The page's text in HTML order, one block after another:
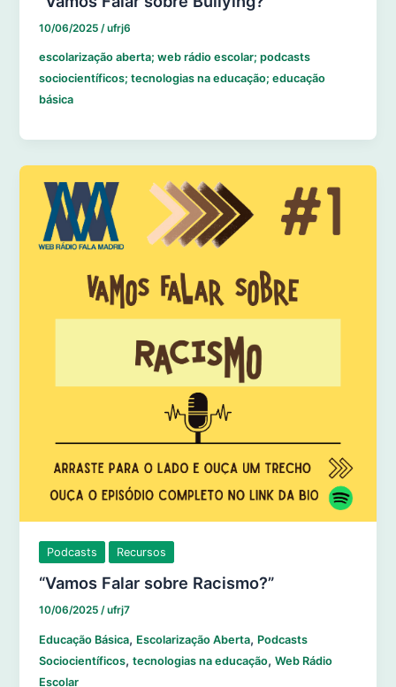
10/06/2025 /ufrj6
escolarização aberta; web rádio escolar; podcasts
sociocientíficos; tecnologias na educação; educação
básica
Podcasts Recursos
“Vamos Falar sobre Racismo?”
10/06/2025 /ufrj7
Educação Básica, Escolarização Aberta, Podcasts
Sociocientíficos,tecnologias na educação,Web Rádio
Escolar